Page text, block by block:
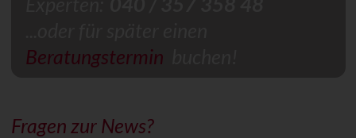
Beratungstermin
Fragen zur News?